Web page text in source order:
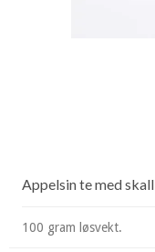
Appelsin te med skall
100 gram løsvekt.